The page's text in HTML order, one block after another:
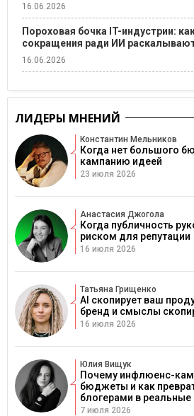
16.06.2026
Пороховая бочка IT-индустрии:
сокращения ради ИИ
16.06.2026
ЛИДЕРЫ МНЕНИЙ
Константин Мельников
Когда нет большого
кампанию идеей
23 июля 2026
Анастасия Джогола
Когда публичность
риском для репутации
16 июля 2026
Татьяна Грищенко
AI скопирует ваш
бренд и смыслы
16 июля 2026
Юлия Вищук
Почему инфлюенс-
бюджеты и как
блогерами в
7 июля 2026